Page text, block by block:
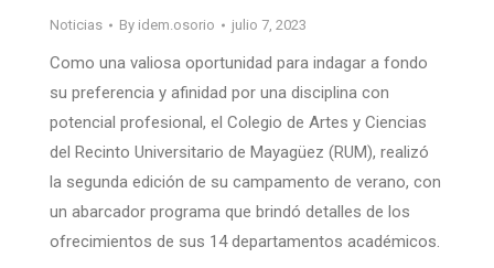
Noticias By idem.osorio julio 7, 2023
Como una valiosa oportunidad para indagar a fondo
su preferencia y afinidad por una disciplina con
potencial profesional, el Colegio de Artes y Ciencias
del Recinto Universitario de Mayagüez (RUM), realizó
la segunda edición de su campamento de verano, con
un abarcador programa que brindó detalles de los
ofrecimientos de sus 14 departamentos académicos.